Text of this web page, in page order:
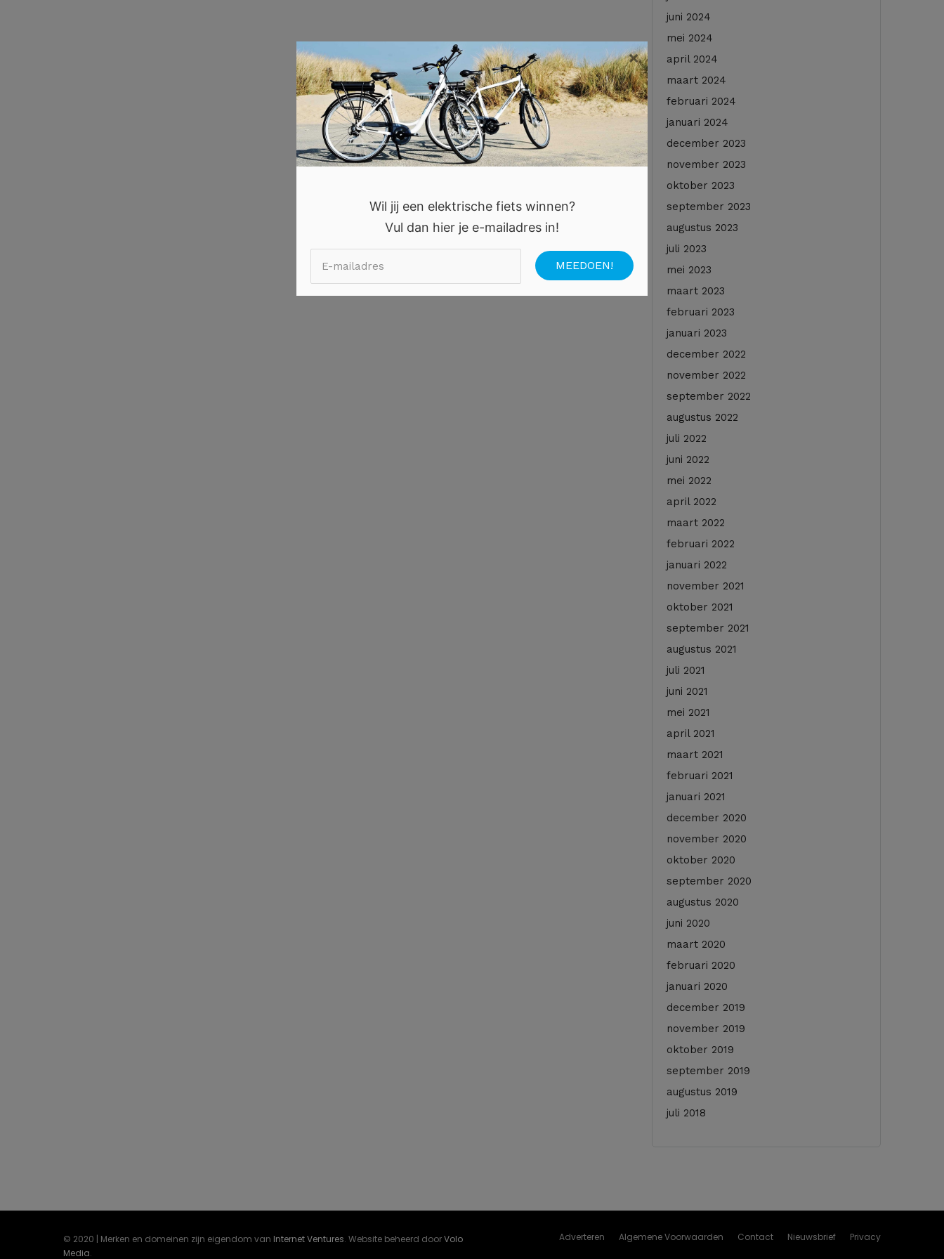
juni 2024
mei 2024
april 2024
maart 2024
februari 2024
januari 2024
december 2023
november 2023
oktober 2023
september 2023
augustus 2023
juli 2023
mei 2023
maart 2023
februari 2023
januari 2023
december 2022
november 2022
september 2022
augustus 2022
juli 2022
juni 2022
mei 2022
april 2022
maart 2022
februari 2022
januari 2022
november 2021
oktober 2021
september 2021
augustus 2021
juli 2021
juni 2021
mei 2021
april 2021
maart 2021
februari 2021
januari 2021
december 2020
november 2020
oktober 2020
september 2020
augustus 2020
juni 2020
maart 2020
februari 2020
januari 2020
december 2019
november 2019
oktober 2019
september 2019
augustus 2019
juli 2018
Adverteren Algemene Voorwaarden Contact Nieuwsbrief Privacy
© 2020 | Merken en domeinen zijn eigendom van Internet Ventures. Website beheerd doorVolo
Media.
Wil jij een elektrische fiets winnen?
Vul dan hier je e-mailadres in!
×